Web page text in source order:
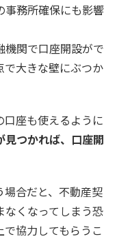
事務所確保にも影響
関で口座開設がで
で大きな壁にぶつか
座も使えるように
見つかれば、口座開
場合だと、不動産契
くなってしまう恐
協力してもらうこ